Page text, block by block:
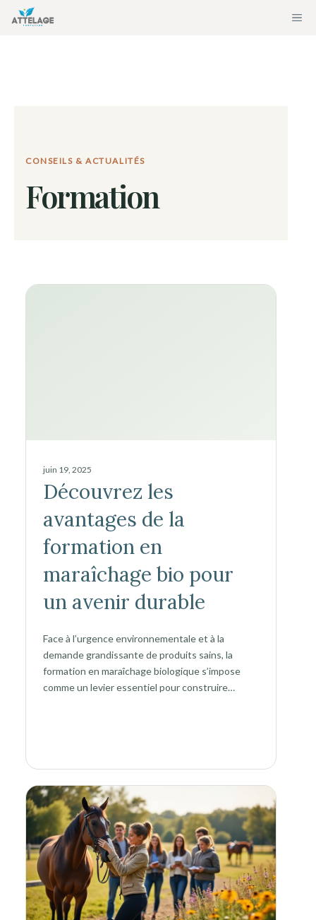
Aller
CONSEILS & ACTUALITÉS
Formation
juin 19, 2025
Découvrez les
avantages de la
formation en
maraîchage bio pour
un avenir durable
Face à l’urgence environnementale et à la
demande grandissante de produits sains, la
formation en maraîchage biologique s’impose
comme un levier essentiel pour construire…